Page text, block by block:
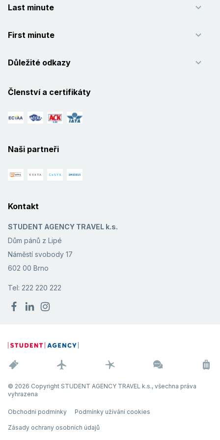
Last minute
First minute
Důležité odkazy
Členství a certifikáty
Naši partneři
Kontakt
STUDENT AGENCY TRAVEL k.s.
Dům pánů z Lipé
Náměstí svobody 17
602 00 Brno
Tel: 222 220 222
© 2026 Copyright STUDENT AGENCY TRAVEL k.s., všechna práva
vyhrazena
Obchodní podmínky Podmínky užívání cookies
Zásady ochrany osobních údajů